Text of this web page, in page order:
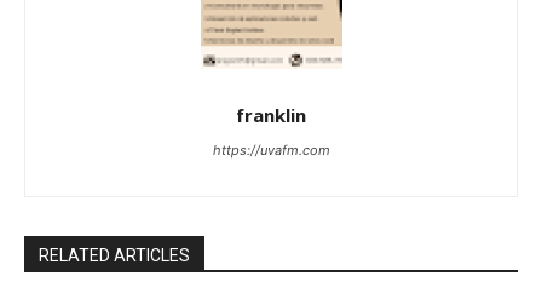
franklin
https://uvafm.com
RELATED ARTICLES